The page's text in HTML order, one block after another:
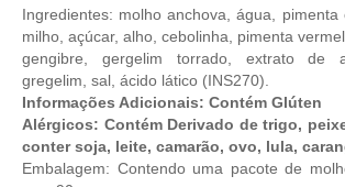
Ingredientes: molho anchova, água,
milho, açúcar, alho, cebolinha, pimenta
gengibre, gergelim torrado, extrato de
gregelim, sal, ácido lático (INS270).
Informações Adicionais: Contém Glúten
Alérgicos: Contém Derivado de trigo,
conter soja, leite, camarão, ovo, lula,
Embalagem: Contendo uma pacote de